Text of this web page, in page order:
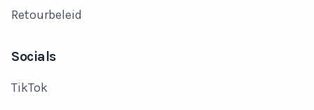
Retourbeleid
Socials
TikTok